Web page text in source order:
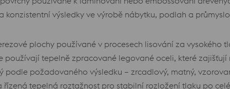
výsledky ve výrobě nábytku, podlah a
plochy používané v procesech lisování za vysokého
používají tepelně zpracované legované oceli, které
podle požadovaného výsledku – zrcadlový, matný,
tepelná roztažnost pro stabilní rozložení tlaku po